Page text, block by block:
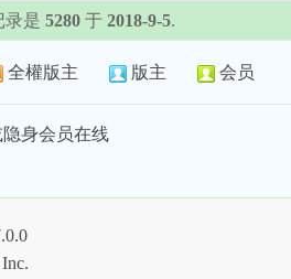
是 5280于 2018-9-5.
全權版主 版主 会员
身会员在线